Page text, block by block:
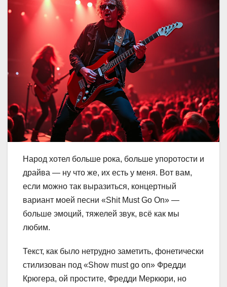
Народ хотел больше рока, больше упоротости и
драйва — ну что же, их есть у меня. Вот вам,
если можно так выразиться, концертный
вариант моей песни «Shit Must Go On» —
больше эмоций, тяжелей звук, всё как мы
любим.
Текст, как было нетрудно заметить, фонетически
стилизован под «Show must go on» Фредди
Крюгера, ой простите, Фредди Меркюри, но